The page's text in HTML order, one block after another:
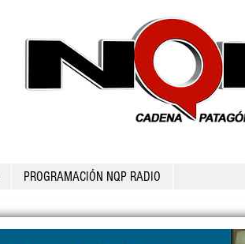
PROGRAMACIÓN NQP RADIO